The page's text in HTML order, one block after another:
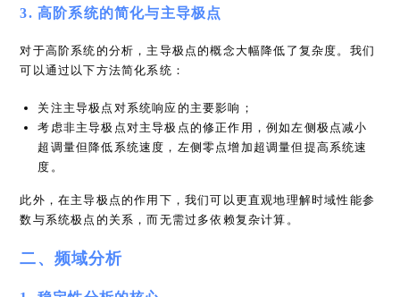
3. 高阶系统的简化与主导极点
对于高阶系统的分析，主导极点的概念大幅降低了复杂度。我们
可以通过以下方法简化系统：
关注主导极点对系统响应的主要影响；
考虑非主导极点对主导极点的修正作用，例如左侧极点减小
超调量但降低系统速度，左侧零点增加超调量但提高系统速
度。
此外，在主导极点的作用下，我们可以更直观地理解时域性能参
数与系统极点的关系，而无需过多依赖复杂计算。
二、频域分析